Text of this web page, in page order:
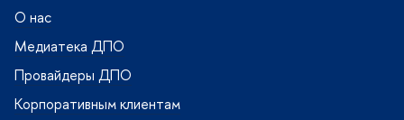
О нас
Медиатека ДПО
Провайдеры ДПО
Корпоративным клиентам